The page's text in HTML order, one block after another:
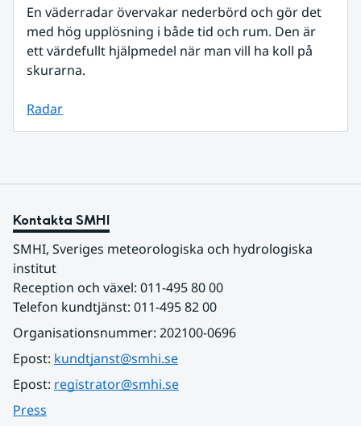
En väderradar övervakar nederbörd och gör det
med hög upplösning i både tid och rum. Den är
ett värdefullt hjälpmedel när man vill ha koll på
skurarna.
Radar
Kontakta SMHI
SMHI, Sveriges meteorologiska och hydrologiska
institut
Reception och växel: 011-495 80 00
Telefon kundtjänst: 011-495 82 00
Organisationsnummer: 202100-0696
Epost: kundtjanst@smhi.se
Epost: registrator@smhi.se
Press